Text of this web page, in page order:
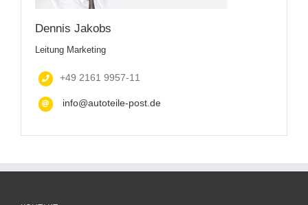
Dennis Jakobs
Leitung Marketing
+49 2161 9957-11
info@autoteile-post.de